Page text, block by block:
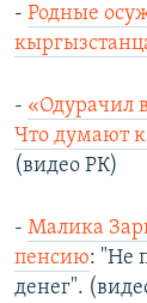
- Родные
- «Одурачил
Что думают
(видео РК)
- Малика
пенсию: "Не
денег".